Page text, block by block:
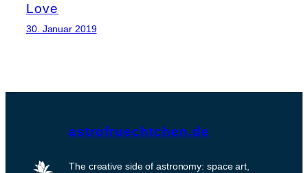
Love
30. Januar 2019
astrofruechtchen.de
The creative side of astronomy: space art,